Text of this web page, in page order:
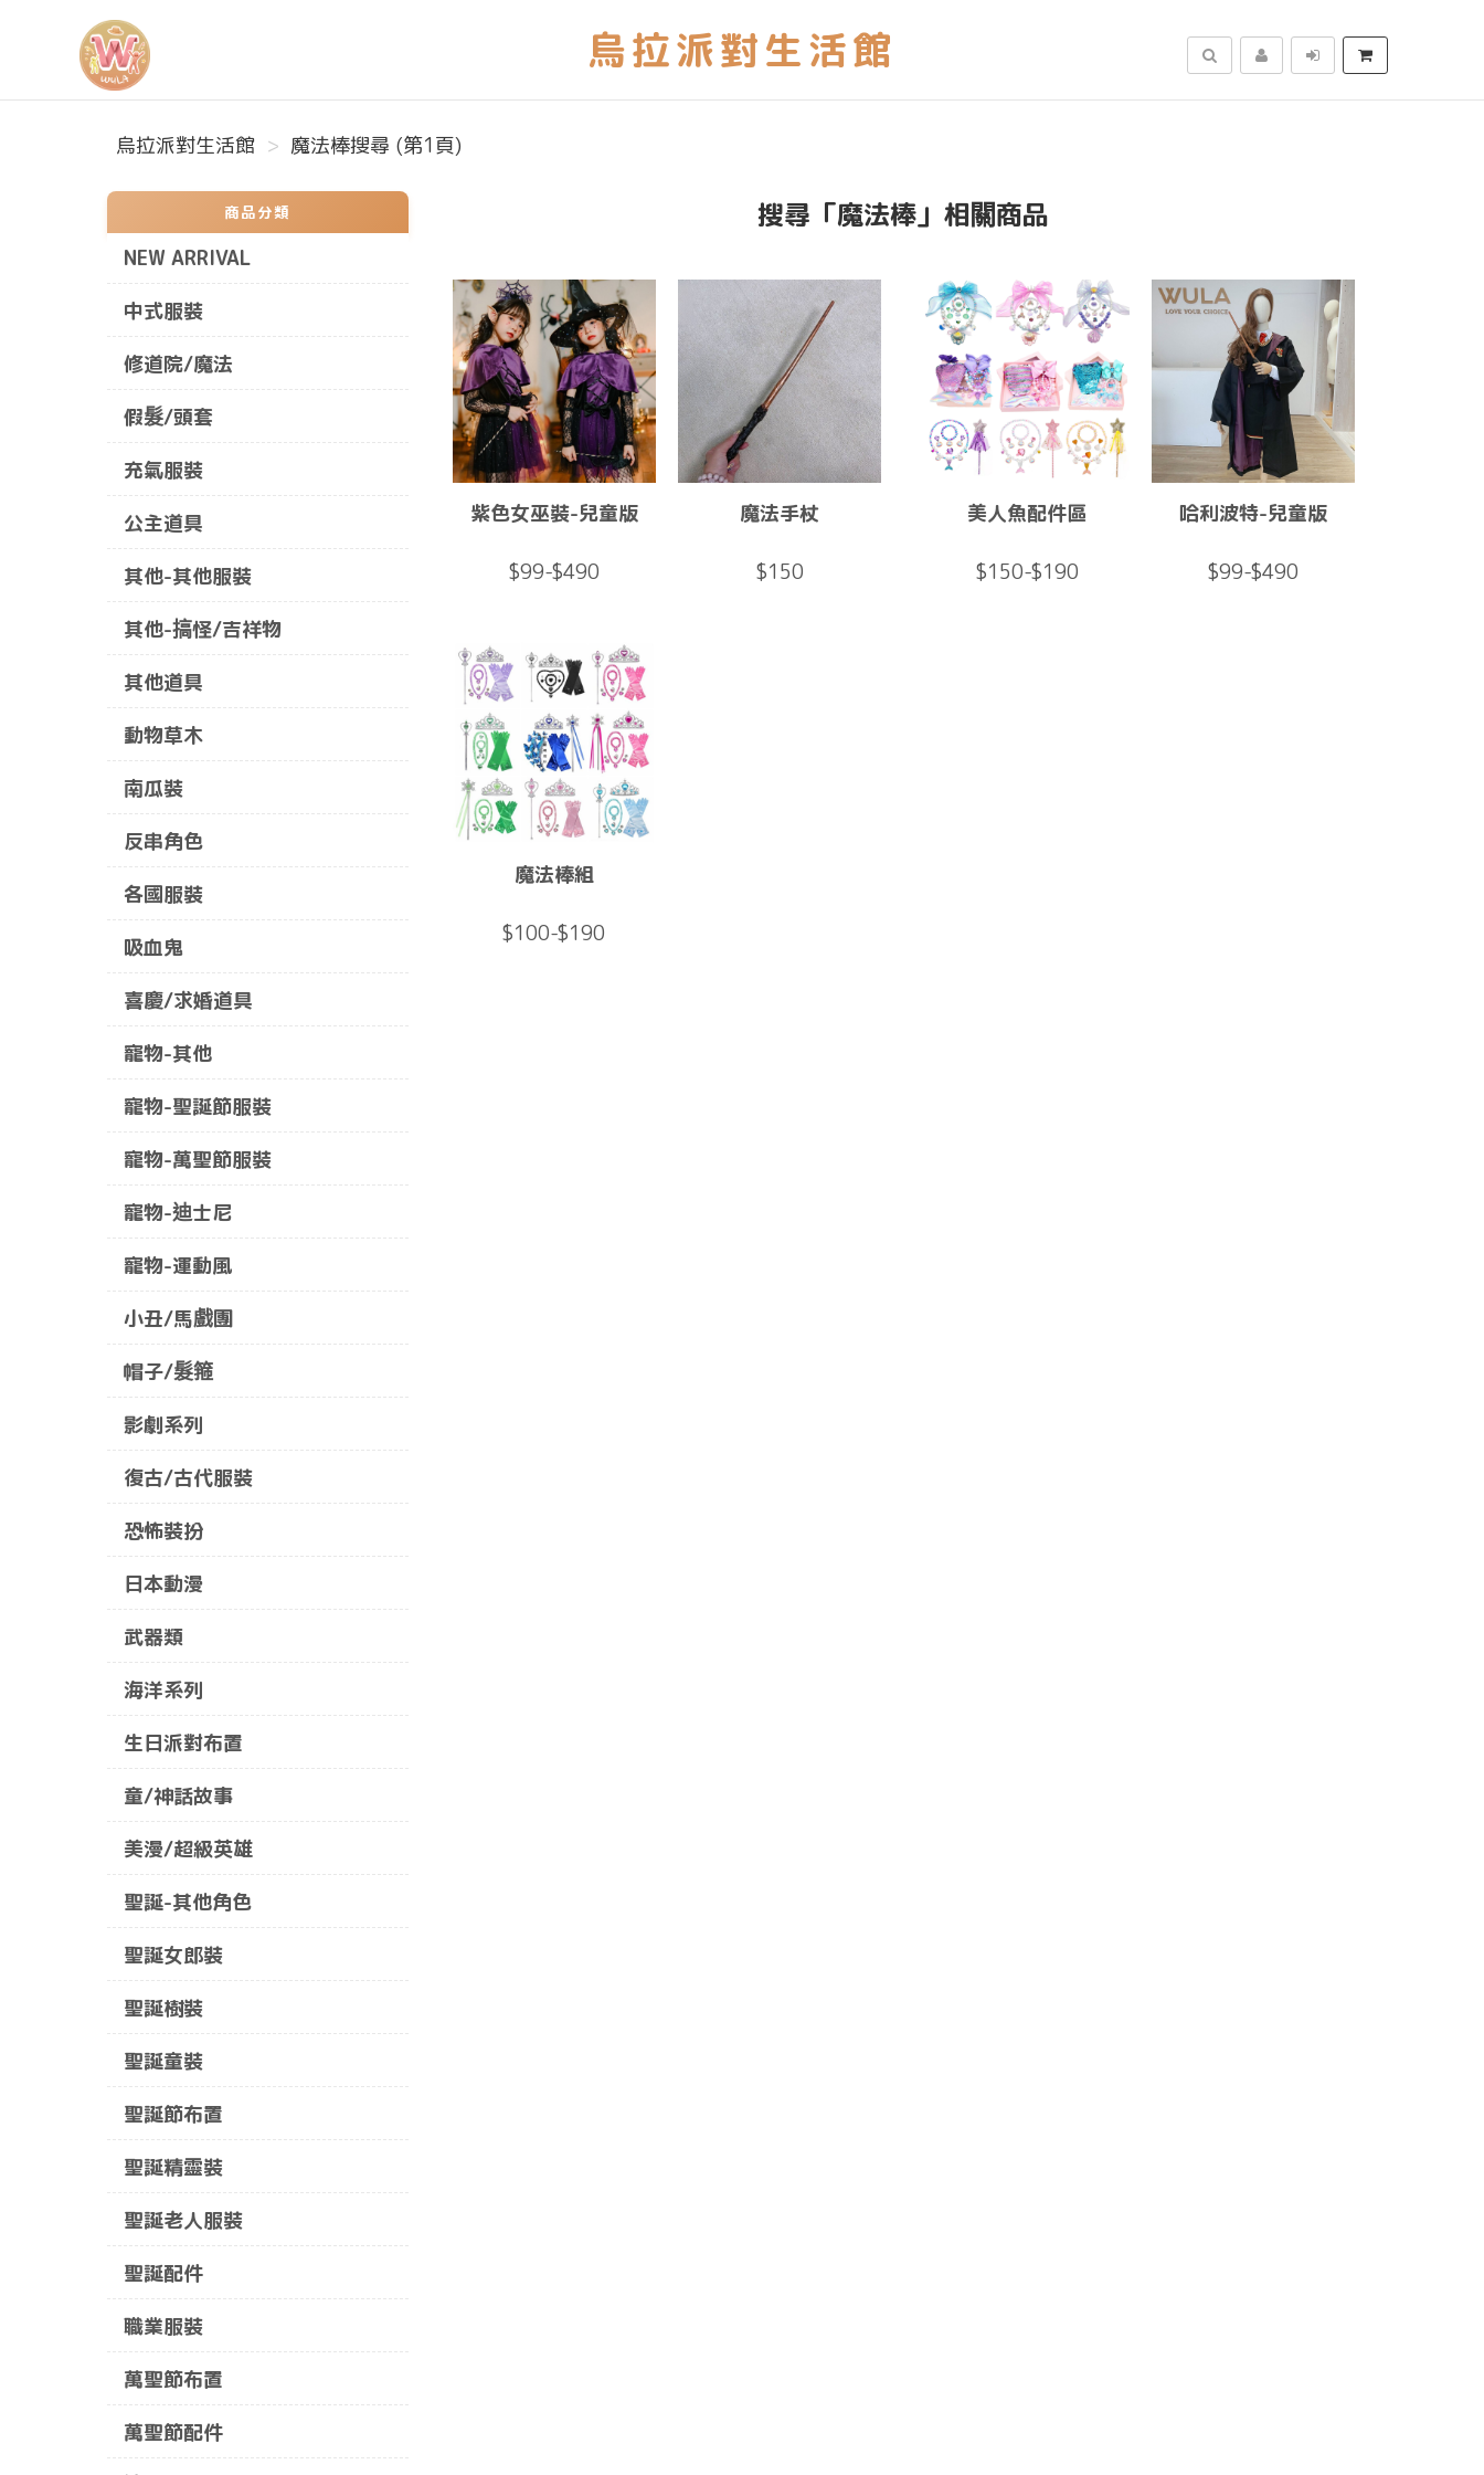
烏拉派對生活館
搜尋
烏拉派對生活館 魔法棒搜尋 (第1頁)
商品分類
NEW ARRIVAL
中式服裝
修道院/魔法
假髮/頭套
充氣服裝
公主道具
其他-其他服裝
其他-搞怪/吉祥物
其他道具
動物草木
南瓜裝
反串角色
各國服裝
吸血鬼
喜慶/求婚道具
寵物-其他
寵物-聖誕節服裝
寵物-萬聖節服裝
寵物-迪士尼
寵物-運動風
小丑/馬戲團
帽子/髮箍
影劇系列
復古/古代服裝
恐怖裝扮
日本動漫
武器類
海洋系列
生日派對布置
童/神話故事
美漫/超級英雄
聖誕-其他角色
聖誕女郎裝
聖誕樹裝
聖誕童裝
聖誕節布置
聖誕精靈裝
聖誕老人服裝
聖誕配件
職業服裝
萬聖節布置
萬聖節配件
搜尋「魔法棒」相關商品
紫色女巫裝-兒童版
$99-$490
魔法手杖
$150
美人魚配件區
$150-$190
哈利波特-兒童版
$99-$490
魔法棒組
$100-$190